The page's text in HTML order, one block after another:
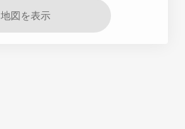
地図を表示